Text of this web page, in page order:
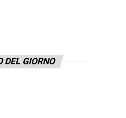
DEL GIORNO